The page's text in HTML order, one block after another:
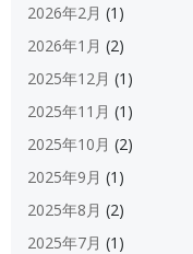
2026年2月 (1)
2026年1月 (2)
2025年12月 (1)
2025年11月 (1)
2025年10月 (2)
2025年9月 (1)
2025年8月 (2)
2025年7月 (1)